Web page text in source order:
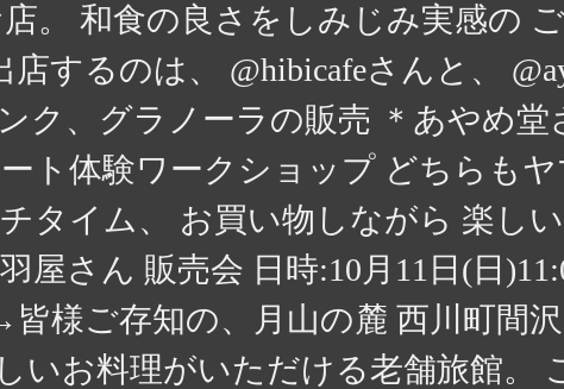
。 和食の良さをしみじみ実感の
するのは、 @hibicafeさんと、
ク、グラノーラの販売 ＊あやめ
ト体験ワークショップ どちらも
タイム、 お買い物しながら 楽し
屋さん 販売会 日時:10月11日(日
皆様ご存知の、月山の麓 西川町間
いお料理がいただける老舗旅館。